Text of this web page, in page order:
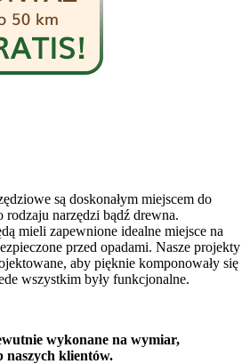
są doskonałym miejscem do
narzędzi bądź drewna.
mieli zapewnione idealne miejsce na
przed opadami. Nasze projekty
aby pięknie komponowały się
wszystkim były funkcjonalne.
wykonane na wymiar,
naszych klientów.